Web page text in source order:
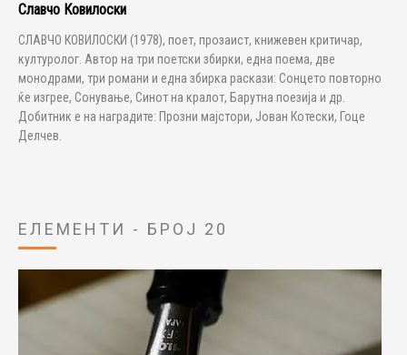
Славчо Ковилоски
СЛАВЧО КОВИЛОСКИ (1978), поет, прозаист, книжевен критичар,
културолог. Автор на три поетски збирки, една поема, две
монодрами, три романи и една збирка раскази: Сонцето повторно
ќе изгрее, Сонување, Синот на кралот, Барутна поезија и др.
Добитник е на наградите: Прозни мајстори, Јован Котески, Гоце
Делчев.
ЕЛЕМЕНТИ - БРОЈ 20